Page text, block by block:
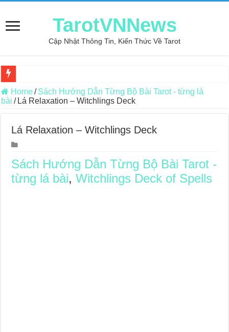
TarotVNNews
Cập Nhật Thông Tin, Kiến Thức Về Tarot
Review may áo thun tại xưởng may Dony
Top 5 Cuốn Sách Hướng Dẫn Đọc Bài Tarot Bằng Tiếng Việt
Konxari Cards – Trải Nghiệm Kết Nối Với Thế Giới Tâm Linh
Querent Tìm Đến Nhiều Tarot Reader Nhưng Không Thấy Thỏa
Journey Of Love Oracle – Lá Số 70: Heaven
Journey Of Love Oracle – Lá Số 69: Contemplation
Home/ Sách Hướng Dẫn Từng Bộ Bài Tarot - từng lá
bài / Lá Relaxation – Witchlings Deck
Lá Relaxation – Witchlings Deck
Sách Hướng Dẫn Từng Bộ Bài Tarot -
từng lá bài,Witchlings Deck of Spells